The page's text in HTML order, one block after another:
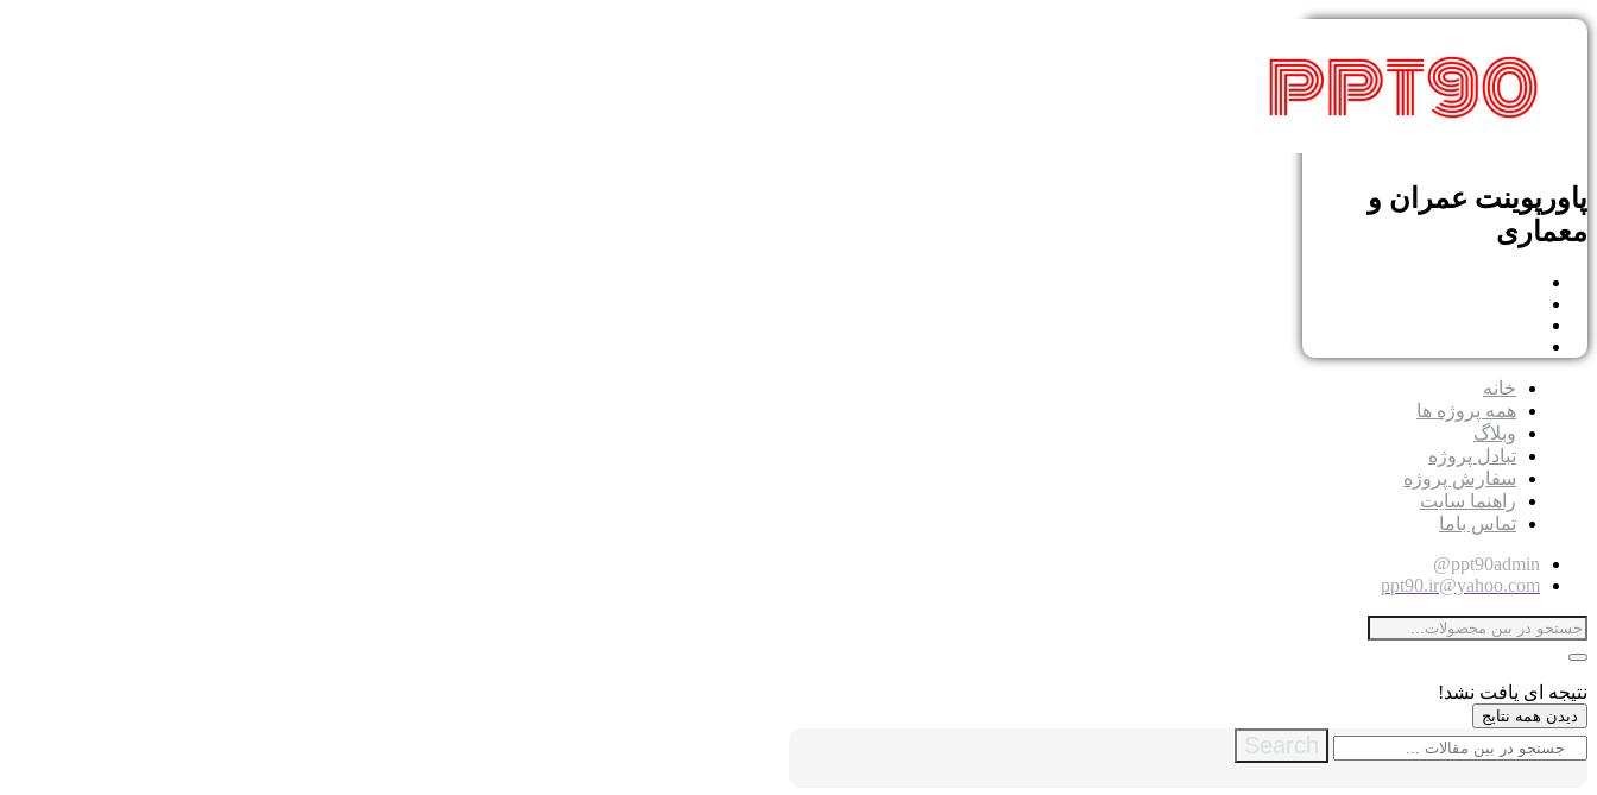
پاورپوینت عمران و
معماری
خانه
همه پروژه ها
وبلاگ
تبادل پروژه
سفارش پروژه
راهنما سایت
تماس باما
ppt90admin@
ppt90.ir@yahoo.com
نتیجه ای یافت نشد!
دیدن همه نتایج
Search